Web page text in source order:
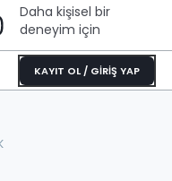
Daha kişisel bir
deneyim için
KAYIT OL / GİRİŞ YAP